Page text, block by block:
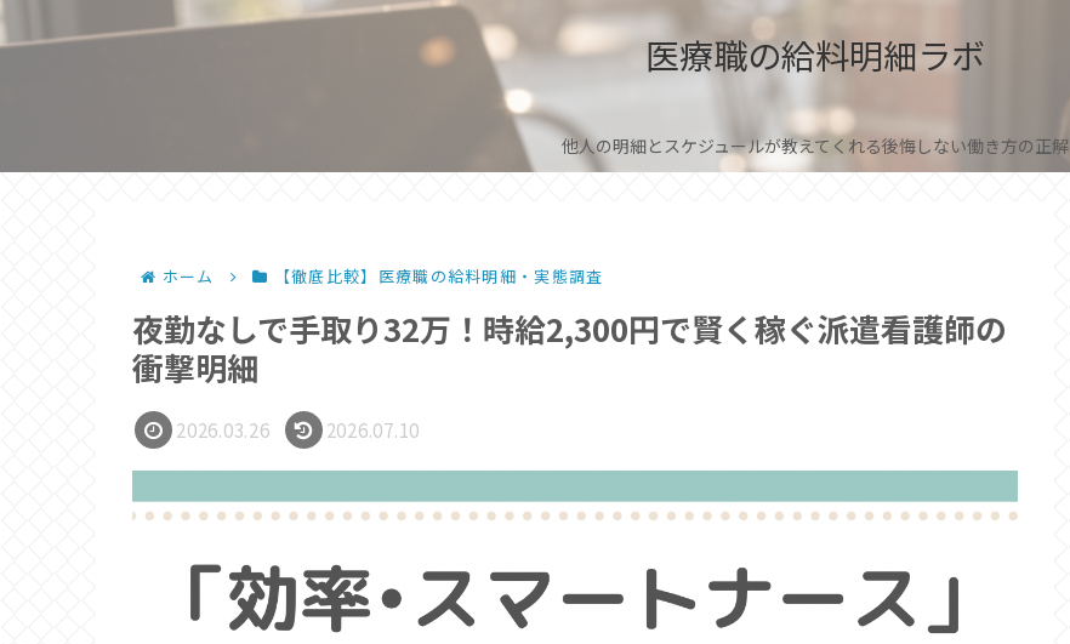
医療職の給料明細ラボ
他人の明細とスケジュールが教えてくれる後悔しない働き方の正解
ホーム 【徹底比較】医療職の給料明細・実態調査
夜勤なしで手取り32万！時給2,300円で賢く稼ぐ派遣看護師の
衝撃明細
2026.03.26 2026.07.10